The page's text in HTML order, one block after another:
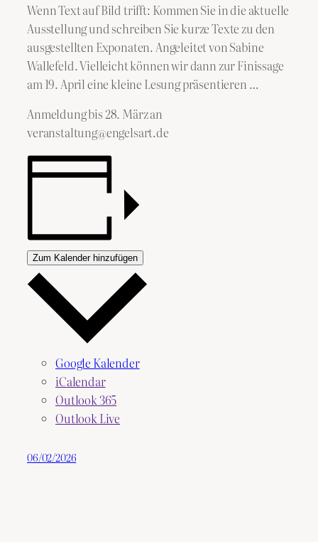
Wenn Text auf Bild trifft: Kommen Sie in die aktuelle
Ausstellung und schreiben Sie kurze Texte zu den
ausgestellten Exponaten. Angeleitet von Sabine
Wallefeld. Vielleicht können wir dann zur Finissage
am 19. April eine kleine Lesung präsentieren …
Anmeldung bis 28. März an
veranstaltung@engelsart.de
Zum Kalender hinzufügen
Google Kalender
iCalendar
Outlook 365
Outlook Live
06/02/2026